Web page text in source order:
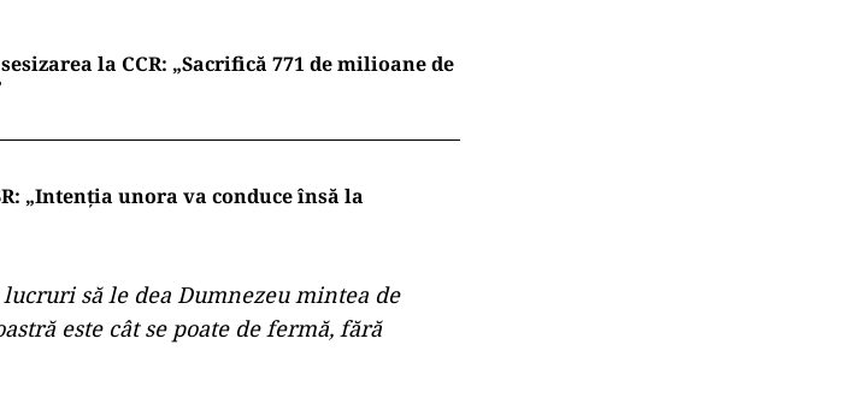
la CCR: „Sacrifică 771 de milioane de
„Intenția unora va conduce însă la
să le dea Dumnezeu mintea de
este cât se poate de fermă, fără